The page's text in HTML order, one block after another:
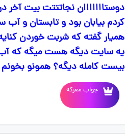
دوستااااااان نجاتتتت بیت
کردم بیابان بود و تابستان و
همیار گفته که شربت خوردن
یه سایت دیگه هست میگه که آب
بیست کامله دیگه؟ همونو بخونم
جواب معرکه